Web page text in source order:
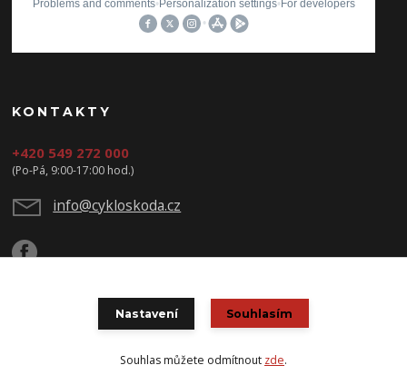
KONTAKTY
+420 549 272 000
(Po-Pá, 9:00-17:00 hod.)
info@cykloskoda.cz
Vytvořeno na
Eshop-rychle.cz
Nastavení Souhlasím
Souhlas můžete odmítnout zde.